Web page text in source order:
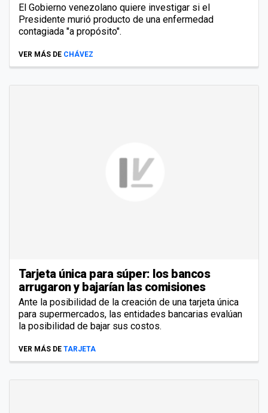
El Gobierno venezolano quiere investigar si el
Presidente murió producto de una enfermedad
contagiada "a propósito".
VER MÁS DE CHÁVEZ
Tarjeta única para súper: los bancos
arrugaron y bajarían las comisiones
Ante la posibilidad de la creación de una tarjeta única
para supermercados, las entidades bancarias evalúan
la posibilidad de bajar sus costos.
VER MÁS DE TARJETA